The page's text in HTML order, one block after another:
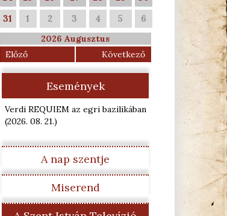
31
1 2 3 4 5 6
2026 Augusztus
Előző
Következő
Események
Verdi REQUIEM az egri bazilikában
(2026. 08. 21.)
A nap szentje
Miserend